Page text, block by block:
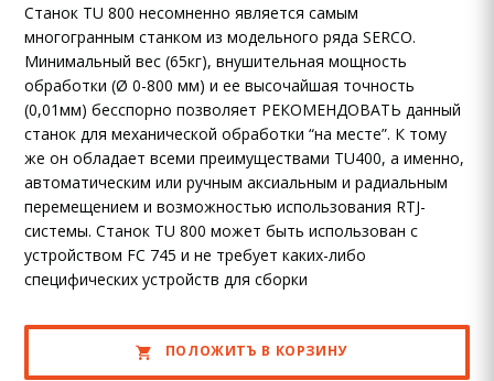
Станок TU 800 несомненно является самым
многогранным станком из модельного ряда SERCO.
Минимальный вес (65кг), внушительная мощность
обработки (Ø 0-800 мм) и ее высочайшая точность
(0,01мм) бесспорно позволяет РЕКОМЕНДОВАТЬ данный
станок для механической обработки “на месте”. К тому
же он обладает всеми преимуществами TU400, а именно,
автоматическим или ручным аксиальным и радиальным
перемещением и возможностью использования RTJ-
системы. Станок TU 800 может быть использован с
устройством FC 745 и не требует каких-либо
специфических устройств для сборки
ПОЛОЖИТЪ В КОРЗИНУ